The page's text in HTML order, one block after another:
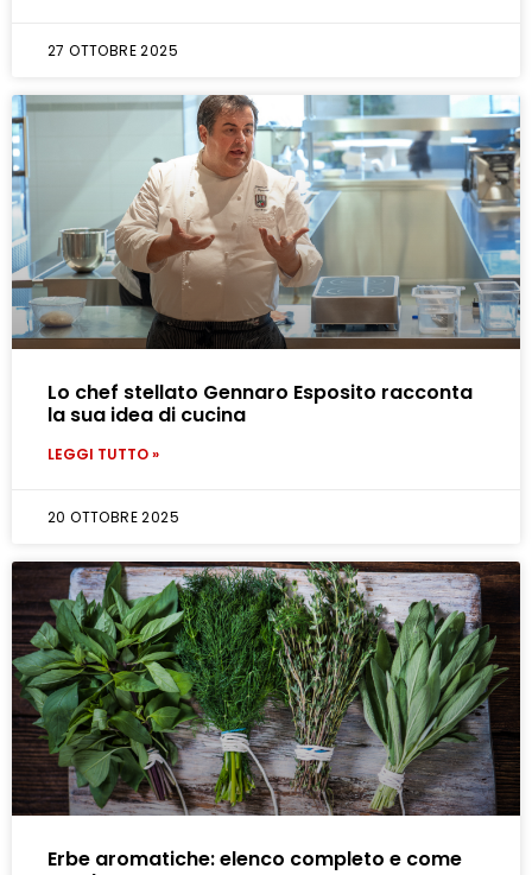
27 OTTOBRE 2025
Lo chef stellato Gennaro Esposito racconta
la sua idea di cucina
LEGGI TUTTO »
20 OTTOBRE 2025
Erbe aromatiche: elenco completo e come